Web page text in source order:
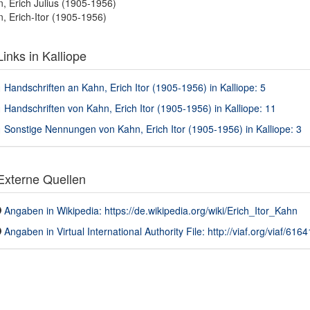
Erich Julius (1905-1956)
Erich-Itor (1905-1956)
in Kalliope
Handschriften an Kahn, Erich Itor (1905-1956) in Kalliope: 5
Handschriften von Kahn, Erich Itor (1905-1956) in Kalliope: 11
Sonstige Nennungen von Kahn, Erich Itor (1905-1956) in Kalliope: 3
Quellen
Angaben in Wikipedia: https://de.wikipedia.org/wiki/Erich_Itor_Kahn
Angaben in Virtual International Authority File: http://viaf.org/viaf/